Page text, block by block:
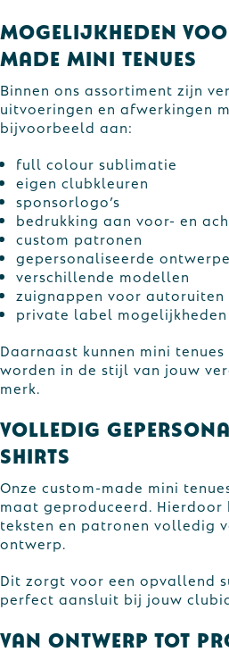
Mogelijkheden
made mini tenues
Binnen ons assortiment zijn
uitvoeringen en afwerkingen
bijvoorbeeld aan:
full colour sublimatie
eigen clubkleuren
sponsorlogo’s
bedrukking aan voor- en
custom patronen
gepersonaliseerde
verschillende modellen
zuignappen voor autoruiten
private label mogelijkheden
Daarnaast kunnen mini
worden in de stijl van jouw
merk.
Volledig
shirts
Onze custom-made mini
maat geproduceerd. Hierdoor
teksten en patronen volledig
ontwerp.
Dit zorgt voor een opvallend
perfect aansluit bij jouw
Van ontwerp tot